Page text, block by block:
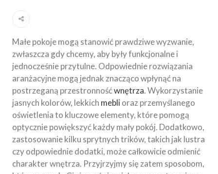
Małe pokoje mogą stanowić prawdziwe wyzwanie,
zwłaszcza gdy chcemy, aby były funkcjonalne i
jednocześnie przytulne. Odpowiednie rozwiązania
aranżacyjne mogą jednak znacząco wpłynąć na
postrzeganą przestronnośćwnętrza. Wykorzystanie
jasnych kolorów, lekkich meblioraz przemyślanego
oświetlenia to kluczowe elementy, które pomogą
optycznie powiększyć każdy mały pokój. Dodatkowo,
zastosowanie kilku sprytnych trików, takich jak lustra
czy odpowiednie dodatki, może całkowicie odmienić
charakter wnętrza. Przyjrzyjmy się zatem sposobom,